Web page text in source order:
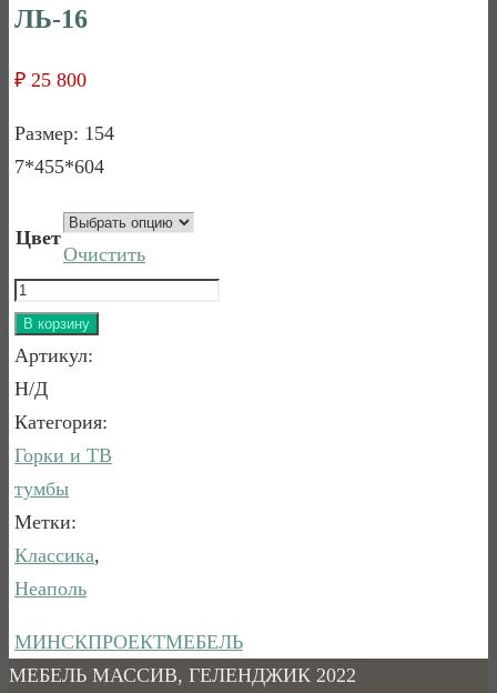
ЛЬ-16
₽ 25 800
Размер: 154
7*455*604
Цвет
Очистить
Количество
товара
Тумба
TV
Неаполь-16
В корзину
Артикул:
Н/Д
Категория:
Горки и ТВ
тумбы
Метки:
Классика,
Неаполь
МИНСКПРОЕКТМЕБЕЛЬ
МЕБЕЛЬ МАССИВ, ГЕЛЕНДЖИК 2022